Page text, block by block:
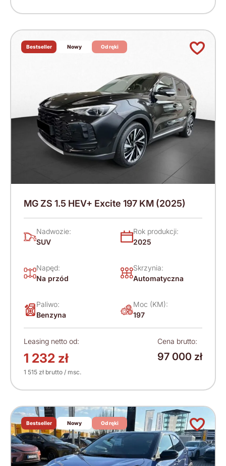
Bestseller Nowy Od ręki
MG ZS 1.5 HEV+ Excite 197 KM (2025)
Nadwozie:
SUV
Rok produkcji:
2025
Napęd:
Na przód
Skrzynia:
Automatyczna
Paliwo:
Benzyna
Moc (KM):
197
Leasing netto od:
1 232 zł
1 515 zł brutto / msc.
Cena brutto:
97 000 zł
Bestseller Nowy Od ręki